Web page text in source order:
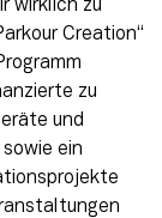
wirklich zu
Creation“
zu
und
ein